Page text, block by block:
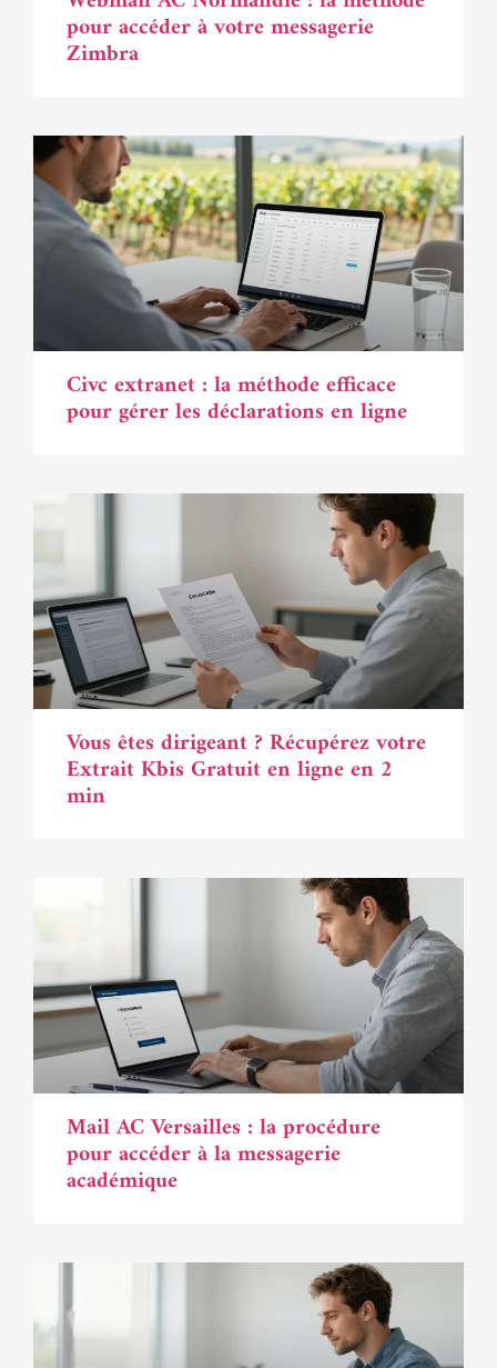
pour accéder à votre messagerie
Zimbra
Civc extranet : la méthode efficace
pour gérer les déclarations en ligne
Vous êtes dirigeant ? Récupérez votre
Extrait Kbis Gratuit en ligne en 2
min
Mail AC Versailles : la procédure
pour accéder à la messagerie
académique